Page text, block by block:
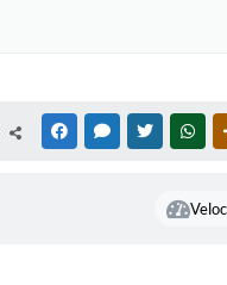
FACEBOOKMESSENGER
TWITTER